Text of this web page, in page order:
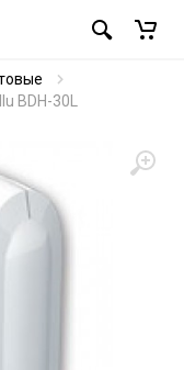
BDH-30L